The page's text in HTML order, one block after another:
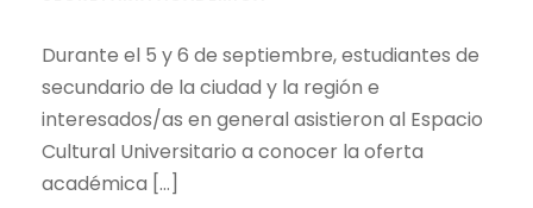
Durante el 5 y 6 de septiembre, estudiantes de
secundario de la ciudad y la región e
interesados/as en general asistieron al Espacio
Cultural Universitario a conocer la oferta
académica […]